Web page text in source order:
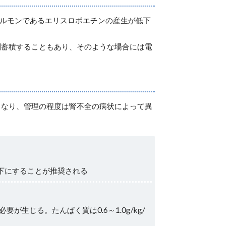
モンであるエリスロポエチンの産生が低下
積することもあり、そのような場合には電
り、管理の程度は腎不全の病状によって異
することが推奨される
要が生じる。たんぱく質は0.6～1.0g/kg/